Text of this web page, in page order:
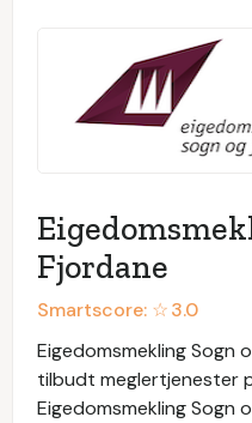
Fjordane
Smartscore: ☆3.0
Eigedomsmekling Sogn
tilbudt meglertjenester
Eigedomsmekling Sogn